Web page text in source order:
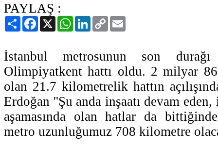
PAYLAŞ :
PaylaşFacebook
X WhatsAppLinkedIn
Copy
Link
İstanbul metrosunun son durağı
Olimpiyatkent hattı oldu. 2 milyar
olan 21.7 kilometrelik hattın
Erdoğan ''Şu anda inşaatı devam
aşamasında olan hatlar da
metro uzunluğumuz 708 kilometre